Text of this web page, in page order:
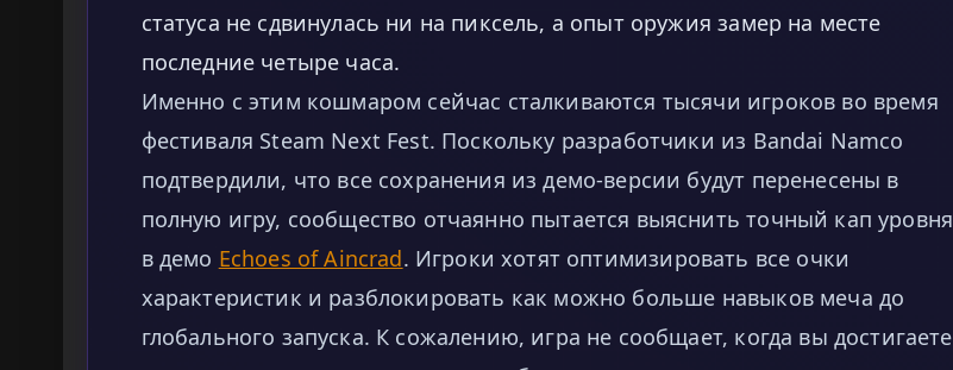
статуса не сдвинулась ни на пиксель, а опыт оружия замер на месте
последние четыре часа.
Именно с этим кошмаром сейчас сталкиваются тысячи игроков во время
фестиваля Steam Next Fest. Поскольку разработчики из Bandai Namco
подтвердили, что все сохранения из демо-версии будут перенесены в
полную игру, сообщество отчаянно пытается выяснить точный кап уровня
в демо Echoes of Aincrad. Игроки хотят оптимизировать все очки
характеристик и разблокировать как можно больше навыков меча до
глобального запуска. К сожалению, игра не сообщает, когда вы достигаете